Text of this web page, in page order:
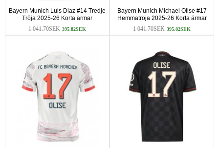
Bayern Munich Luis Diaz #14 Tredje
Tröja 2025-26 Korta ärmar
1 041.70SEK 395.82SEK
Bayern Munich Michael Olise #17
Hemmatröja 2025-26 Korta ärmar
1 041.70SEK 395.82SEK